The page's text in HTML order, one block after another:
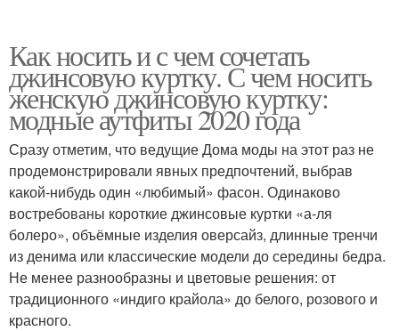
Как носить и с чем сочетать
джинсовую куртку. С чем носить
женскую джинсовую куртку:
модные аутфиты 2020 года
Сразу отметим, что ведущие Дома моды на этот раз не
продемонстрировали явных предпочтений, выбрав
какой-нибудь один «любимый» фасон. Одинаково
востребованы короткие джинсовые куртки «а-ля
болеро», объёмные изделия оверсайз, длинные тренчи
из денима или классические модели до середины бедра.
Не менее разнообразны и цветовые решения: от
традиционного «индиго крайола» до белого, розового и
красного.